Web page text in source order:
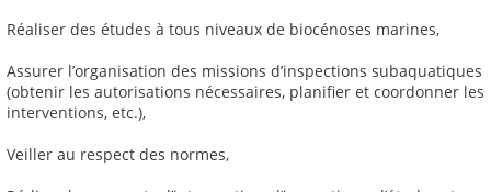
Réaliser des études à tous niveaux de biocénoses marines,
Assurer l’organisation des missions d’inspections subaquatiques
(obtenir les autorisations nécessaires, planifier et coordonner les
interventions, etc.),
Veiller au respect des normes,